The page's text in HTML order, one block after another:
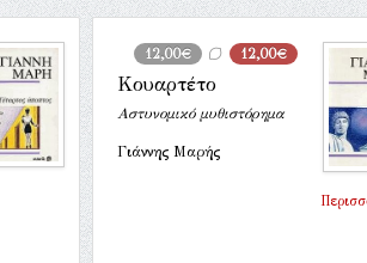
12,00€ 12,00€
Κουαρτέτο
Αστυνομικό μυθιστόρημα
Γιάννης Μαρής